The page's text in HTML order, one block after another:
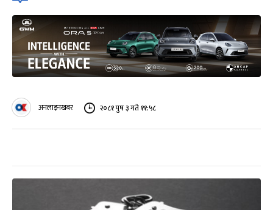
अनलाइनखबर २०८१ पुष ३ गते ११:५८